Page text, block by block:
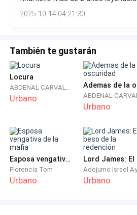
El Amo Zimmer parecía muy feliz
momento, pero su rostro se
Arrojó el vaso en su mano y se
Luego gritó furiosamente:
asistir a la fiesta de cumpleaños
para todos?"
La esposa de Harvey, Mandy
explicó: "Abuelo, Harvey es
feliz. No te enojes por él."
Luego, empujó a Harvey a un
2025-10-14 04:21:30
También te gustarán
Locura
ABDENAL CARVALHO
Urbano
Urbano
Esposa vengativa de la mafia
Florencia Tom
Urbano Urbano